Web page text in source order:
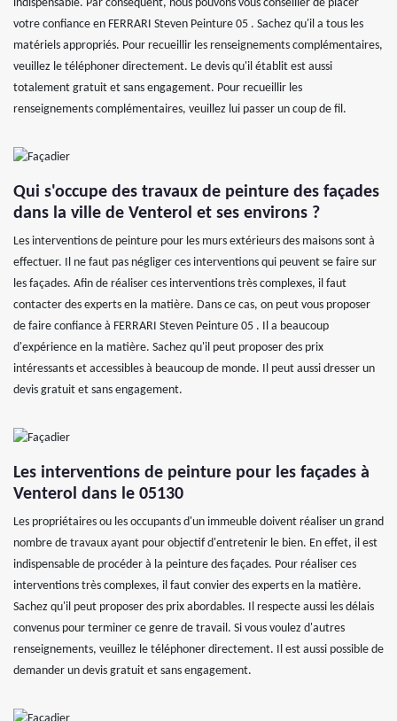
indispensable. Par conséquent, nous pouvons vous conseiller de placer
votre confiance en FERRARI Steven Peinture 05 . Sachez qu'il a tous les
matériels appropriés. Pour recueillir les renseignements complémentaires,
veuillez le téléphoner directement. Le devis qu'il établit est aussi
totalement gratuit et sans engagement. Pour recueillir les
renseignements complémentaires, veuillez lui passer un coup de fil.
Qui s'occupe des travaux de peinture des façades
dans la ville de Venterol et ses environs ?
Les interventions de peinture pour les murs extérieurs des maisons sont à
effectuer. Il ne faut pas négliger ces interventions qui peuvent se faire sur
les façades. Afin de réaliser ces interventions très complexes, il faut
contacter des experts en la matière. Dans ce cas, on peut vous proposer
de faire confiance à FERRARI Steven Peinture 05 . Il a beaucoup
d'expérience en la matière. Sachez qu'il peut proposer des prix
intéressants et accessibles à beaucoup de monde. Il peut aussi dresser un
devis gratuit et sans engagement.
Les interventions de peinture pour les façades à
Venterol dans le 05130
Les propriétaires ou les occupants d'un immeuble doivent réaliser un grand
nombre de travaux ayant pour objectif d'entretenir le bien. En effet, il est
indispensable de procéder à la peinture des façades. Pour réaliser ces
interventions très complexes, il faut convier des experts en la matière.
Sachez qu'il peut proposer des prix abordables. Il respecte aussi les délais
convenus pour terminer ce genre de travail. Si vous voulez d'autres
renseignements, veuillez le téléphoner directement. Il est aussi possible de
demander un devis gratuit et sans engagement.